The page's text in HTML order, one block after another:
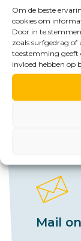
Om de beste
cookies om
Door in te
zoals surfgedrag of
toestemming geeft
invloed hebben op
Bel ons
Emmen:
+31
Mail